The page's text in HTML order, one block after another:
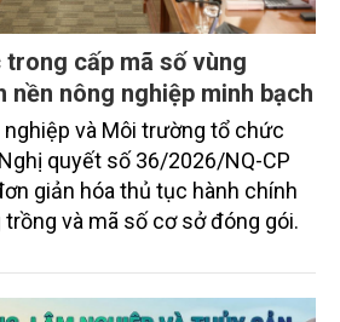
cấp mã số vùng
nền nông nghiệp minh bạch
nghiệp và Môi trường tổ chức
quyết số 36/2026/NQ-CP
giản hóa thủ tục hành chính
và mã số cơ sở đóng gói.